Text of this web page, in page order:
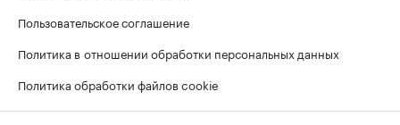
Пользовательское соглашение
Политика в отношении обработки персональных данных
Политика обработки файлов cookie